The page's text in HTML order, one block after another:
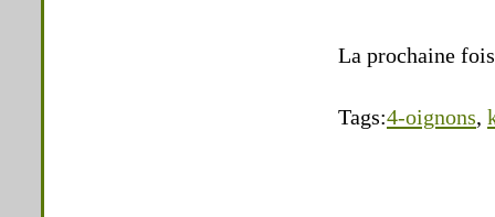
La prochaine
Tags:4-oignons,